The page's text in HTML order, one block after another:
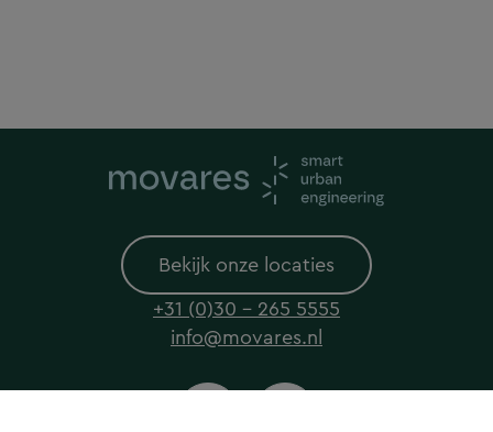
Bekijk onze locaties
+31 (0)30 - 265 5555
info@movares.nl